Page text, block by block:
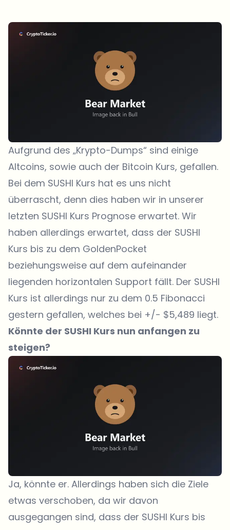
Aufgrund des „Krypto-Dumps“ sind einige
Altcoins, sowie auch der Bitcoin Kurs, gefallen.
Bei dem SUSHI Kurs hat es uns nicht
überrascht, denn dies haben wir in unserer
letzten SUSHI Kurs Prognose erwartet. Wir
haben allerdings erwartet, dass der SUSHI
Kurs bis zu dem GoldenPocket
beziehungsweise auf dem aufeinander
liegenden horizontalen Support fällt. Der SUSHI
Kurs ist allerdings nur zu dem 0.5 Fibonacci
gestern gefallen, welches bei +/- $5,489 liegt.
Könnte der SUSHI Kurs nun anfangen zu
steigen?
Ja, könnte er. Allerdings haben sich die Ziele
etwas verschoben, da wir davon
ausgegangen sind, dass der SUSHI Kurs bis